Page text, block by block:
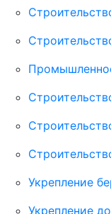
Укрепление
Укрепление